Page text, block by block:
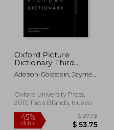
Oxford Picture
Dictionary Third
Edition: English (en
Inglés)
Adelson-Goldstein, Jayme ;
Oxford University Press,
2017, Tapa Blanda, Nuevo